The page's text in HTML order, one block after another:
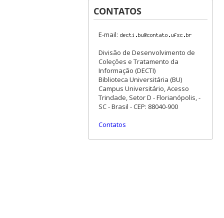
CONTATOS
E-mail:
Divisão de Desenvolvimento de
Coleções e Tratamento da
Informação (DECTI)
Biblioteca Universitária (BU)
Campus Universitário, Acesso
Trindade, Setor D - Florianópolis, -
SC - Brasil - CEP: 88040-900
Contatos